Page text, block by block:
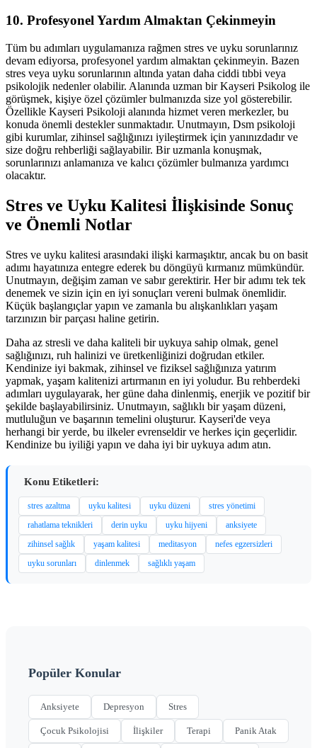
10. Profesyonel Yardım Almaktan Çekinmeyin
Tüm bu adımları uygulamanıza rağmen stres ve uyku sorunlarınız
devam ediyorsa, profesyonel yardım almaktan çekinmeyin. Bazen
stres veya uyku sorunlarının altında yatan daha ciddi tıbbi veya
psikolojik nedenler olabilir. Alanında uzman bir Kayseri Psikolog ile
görüşmek, kişiye özel çözümler bulmanızda size yol gösterebilir.
Özellikle Kayseri Psikoloji alanında hizmet veren merkezler, bu
konuda önemli destekler sunmaktadır. Unutmayın, Dsm psikoloji
gibi kurumlar, zihinsel sağlığınızı iyileştirmek için yanınızdadır ve
size doğru rehberliği sağlayabilir. Bir uzmanla konuşmak,
sorunlarınızı anlamanıza ve kalıcı çözümler bulmanıza yardımcı
olacaktır.
Stres ve Uyku Kalitesi İlişkisinde Sonuç
ve Önemli Notlar
Stres ve uyku kalitesi arasındaki ilişki karmaşıktır, ancak bu on basit
adımı hayatınıza entegre ederek bu döngüyü kırmanız mümkündür.
Unutmayın, değişim zaman ve sabır gerektirir. Her bir adımı tek tek
denemek ve sizin için en iyi sonuçları vereni bulmak önemlidir.
Küçük başlangıçlar yapın ve zamanla bu alışkanlıkları yaşam
tarzınızın bir parçası haline getirin.
Daha az stresli ve daha kaliteli bir uykuya sahip olmak, genel
sağlığınızı, ruh halinizi ve üretkenliğinizi doğrudan etkiler.
Kendinize iyi bakmak, zihinsel ve fiziksel sağlığınıza yatırım
yapmak, yaşam kalitenizi artırmanın en iyi yoludur. Bu rehberdeki
adımları uygulayarak, her güne daha dinlenmiş, enerjik ve pozitif bir
şekilde başlayabilirsiniz. Unutmayın, sağlıklı bir yaşam düzeni,
mutluluğun ve başarının temelini oluşturur. Kayseri'de veya
herhangi bir yerde, bu ilkeler evrenseldir ve herkes için geçerlidir.
Kendinize bu iyiliği yapın ve daha iyi bir uykuya adım atın.
Konu Etiketleri:
stres azaltma uyku kalitesi uyku düzeni
stres yönetimi
rahatlama teknikleri
derin uyku uyku hijyeni
anksiyete
zihinsel sağlık
yaşam kalitesi meditasyon
nefes egzersizleri
uyku sorunları
dinlenmek sağlıklı yaşam
Popüler Konular
Anksiyete Depresyon Stres
Çocuk Psikolojisi İlişkiler Terapi Panik Atak